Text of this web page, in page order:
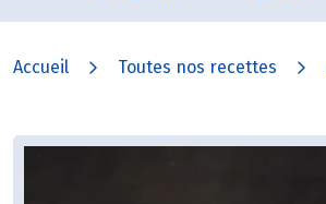
Accueil Toutes nos recettes